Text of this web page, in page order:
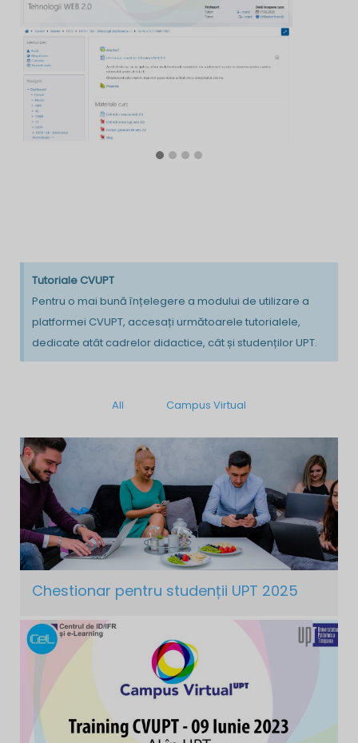
Tutoriale CVUPT
Pentru o mai bună înțelegere a modului de utilizare a
platformei CVUPT, accesați următoarele tutorialele,
dedicate atât cadrelor didactice, cât și studenților UPT.
All Campus Virtual
Chestionar pentru studenții UPT 2025